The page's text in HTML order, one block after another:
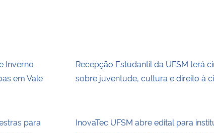
Inverno
em Vale
Recepção Estudantil da UFSM terá
sobre juventude, cultura e direito à
para
InovaTec UFSM abre edital para